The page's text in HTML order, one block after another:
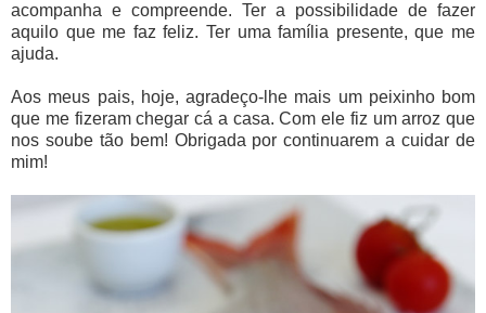
acompanha e compreende. Ter a possibilidade de fazer
aquilo que me faz feliz. Ter uma família presente, que me
ajuda.
Aos meus pais, hoje, agradeço-lhe mais um peixinho bom
que me fizeram chegar cá a casa. Com ele fiz um arroz que
nos soube tão bem! Obrigada por continuarem a cuidar de
mim!